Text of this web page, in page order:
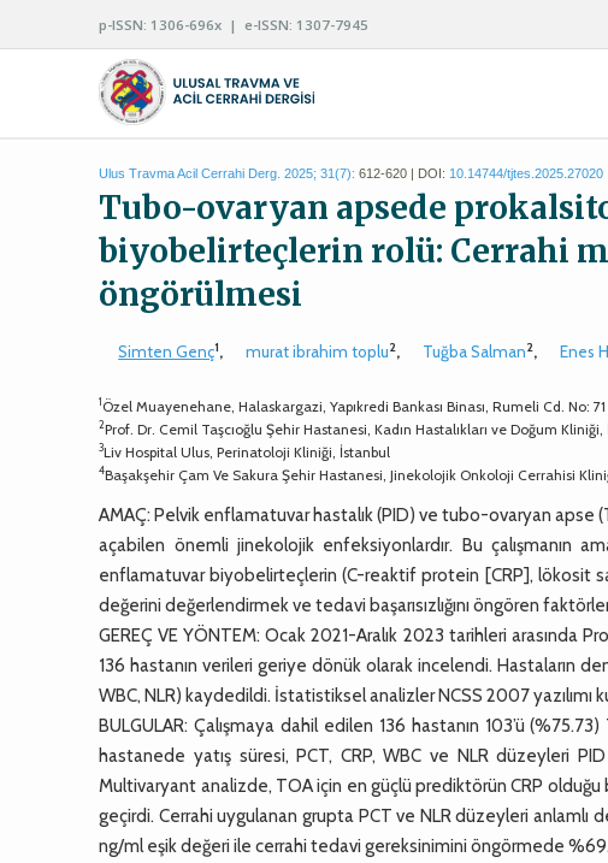
p-ISSN: 1306-696x | e-ISSN: 1307-7945
Ulus Travma Acil Cerrahi Derg. 2025; 31(7): 612-620 | DOI: 10.14744/tjtes.2025.27020
Tubo-ovaryan apsede
biyobelirteçlerin rolü: Cerrahi
öngörülmesi
Simten Genç1, murat ibrahim toplu2, Tuğba Salman2, Enes
1Özel Muayenehane, Halaskargazi, Yapıkredi Bankası Binası, Rumeli Cd. No:
2Prof. Dr. Cemil Taşcıoğlu Şehir Hastanesi, Kadın Hastalıkları ve Doğum Kliniği,
3Liv Hospital Ulus, Perinatoloji Kliniği, İstanbul
4Başakşehir Çam Ve Sakura Şehir Hastanesi, Jinekolojik Onkoloji Cerrahisi
AMAÇ: Pelvik enflamatuvar hastalık (PID) ve tubo-ovaryan
açabilen önemli jinekolojik enfeksiyonlardır. Bu çalışmanın
enflamatuvar biyobelirteçlerin (C-reaktif protein [CRP], lökosit
değerini değerlendirmek ve tedavi başarısızlığını öngören
GEREÇ VE YÖNTEM: Ocak 2021-Aralık 2023 tarihleri arasında
136 hastanın verileri geriye dönük olarak incelendi. Hastaların
WBC, NLR) kaydedildi. İstatistiksel analizler NCSS 2007 yazılımı
BULGULAR: Çalışmaya dahil edilen 136 hastanın 103’ü
hastanede yatış süresi, PCT, CRP, WBC ve NLR düzeyleri
Multivaryant analizde, TOA için en güçlü prediktörün CRP olduğu
geçirdi. Cerrahi uygulanan grupta PCT ve NLR düzeyleri anlamlı
ng/ml eşik değeri ile cerrahi tedavi gereksinimini öngörmede